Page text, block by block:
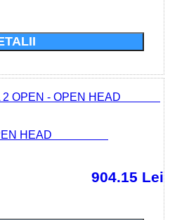
- OPEN HEAD
904.15 Lei